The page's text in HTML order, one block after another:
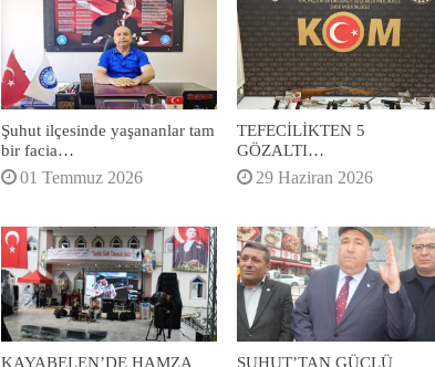
Şuhut ilçesinde yaşananlar tam
bir facia…
01 Temmuz 2026
TEFECİLİKTEN 5
GÖZALTI…
29 Haziran 2026
KAYABELEN’DE HAMZA
ŞUHUT’TAN GÜÇLÜ